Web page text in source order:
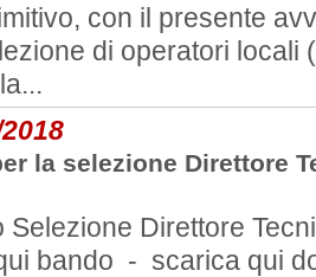
con il presente
di operatori locali
la selezione Direttore
Selezione Direttore
bando - scarica qui